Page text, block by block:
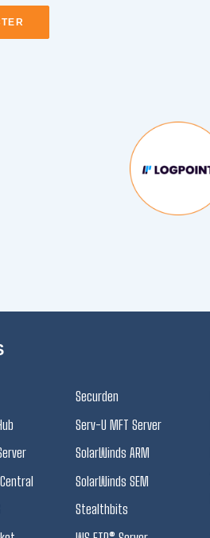
Securden
Serv-U MFT Server
SolarWinds ARM
SolarWinds SEM
Stealthbits